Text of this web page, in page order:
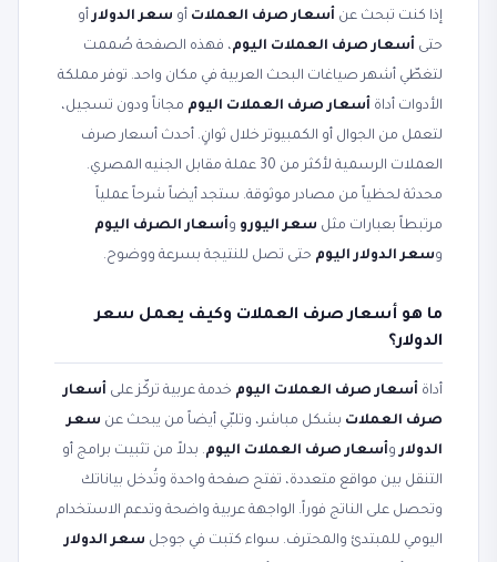
إذا كنت تبحث عن أسعار صرف العملات أو سعر الدولارأو
حتى أسعار صرف العملات اليوم، فهذه الصفحة صُممت
لتغطّي أشهر صياغات البحث العربية في مكان واحد. توفر مملكة
الأدوات أداة أسعار صرف العملات اليوم مجاناً ودون تسجيل،
لتعمل من الجوال أو الكمبيوتر خلال ثوانٍ. أحدث أسعار صرف
العملات الرسمية لأكثر من 30 عملة مقابل الجنيه المصري.
محدثة لحظياً من مصادر موثوقة. ستجد أيضاً شرحاً عملياً
مرتبطاً بعبارات مثل سعر اليورو وأسعار الصرف اليوم
وسعر الدولار اليوم حتى تصل للنتيجة بسرعة ووضوح.
ما هو أسعار صرف العملات وكيف يعمل سعر
الدولار؟
أداة أسعار صرف العملات اليوم خدمة عربية تركّز على أسعار
صرف العملات بشكل مباشر، وتلبّي أيضاً من يبحث عن سعر
الدولاروأسعار صرف العملات اليوم. بدلاً من تثبيت برامج أو
التنقل بين مواقع متعددة، تفتح صفحة واحدة وتُدخل بياناتك
وتحصل على الناتج فوراً. الواجهة عربية واضحة وتدعم الاستخدام
اليومي للمبتدئ والمحترف. سواء كتبت في جوجل سعر الدولار